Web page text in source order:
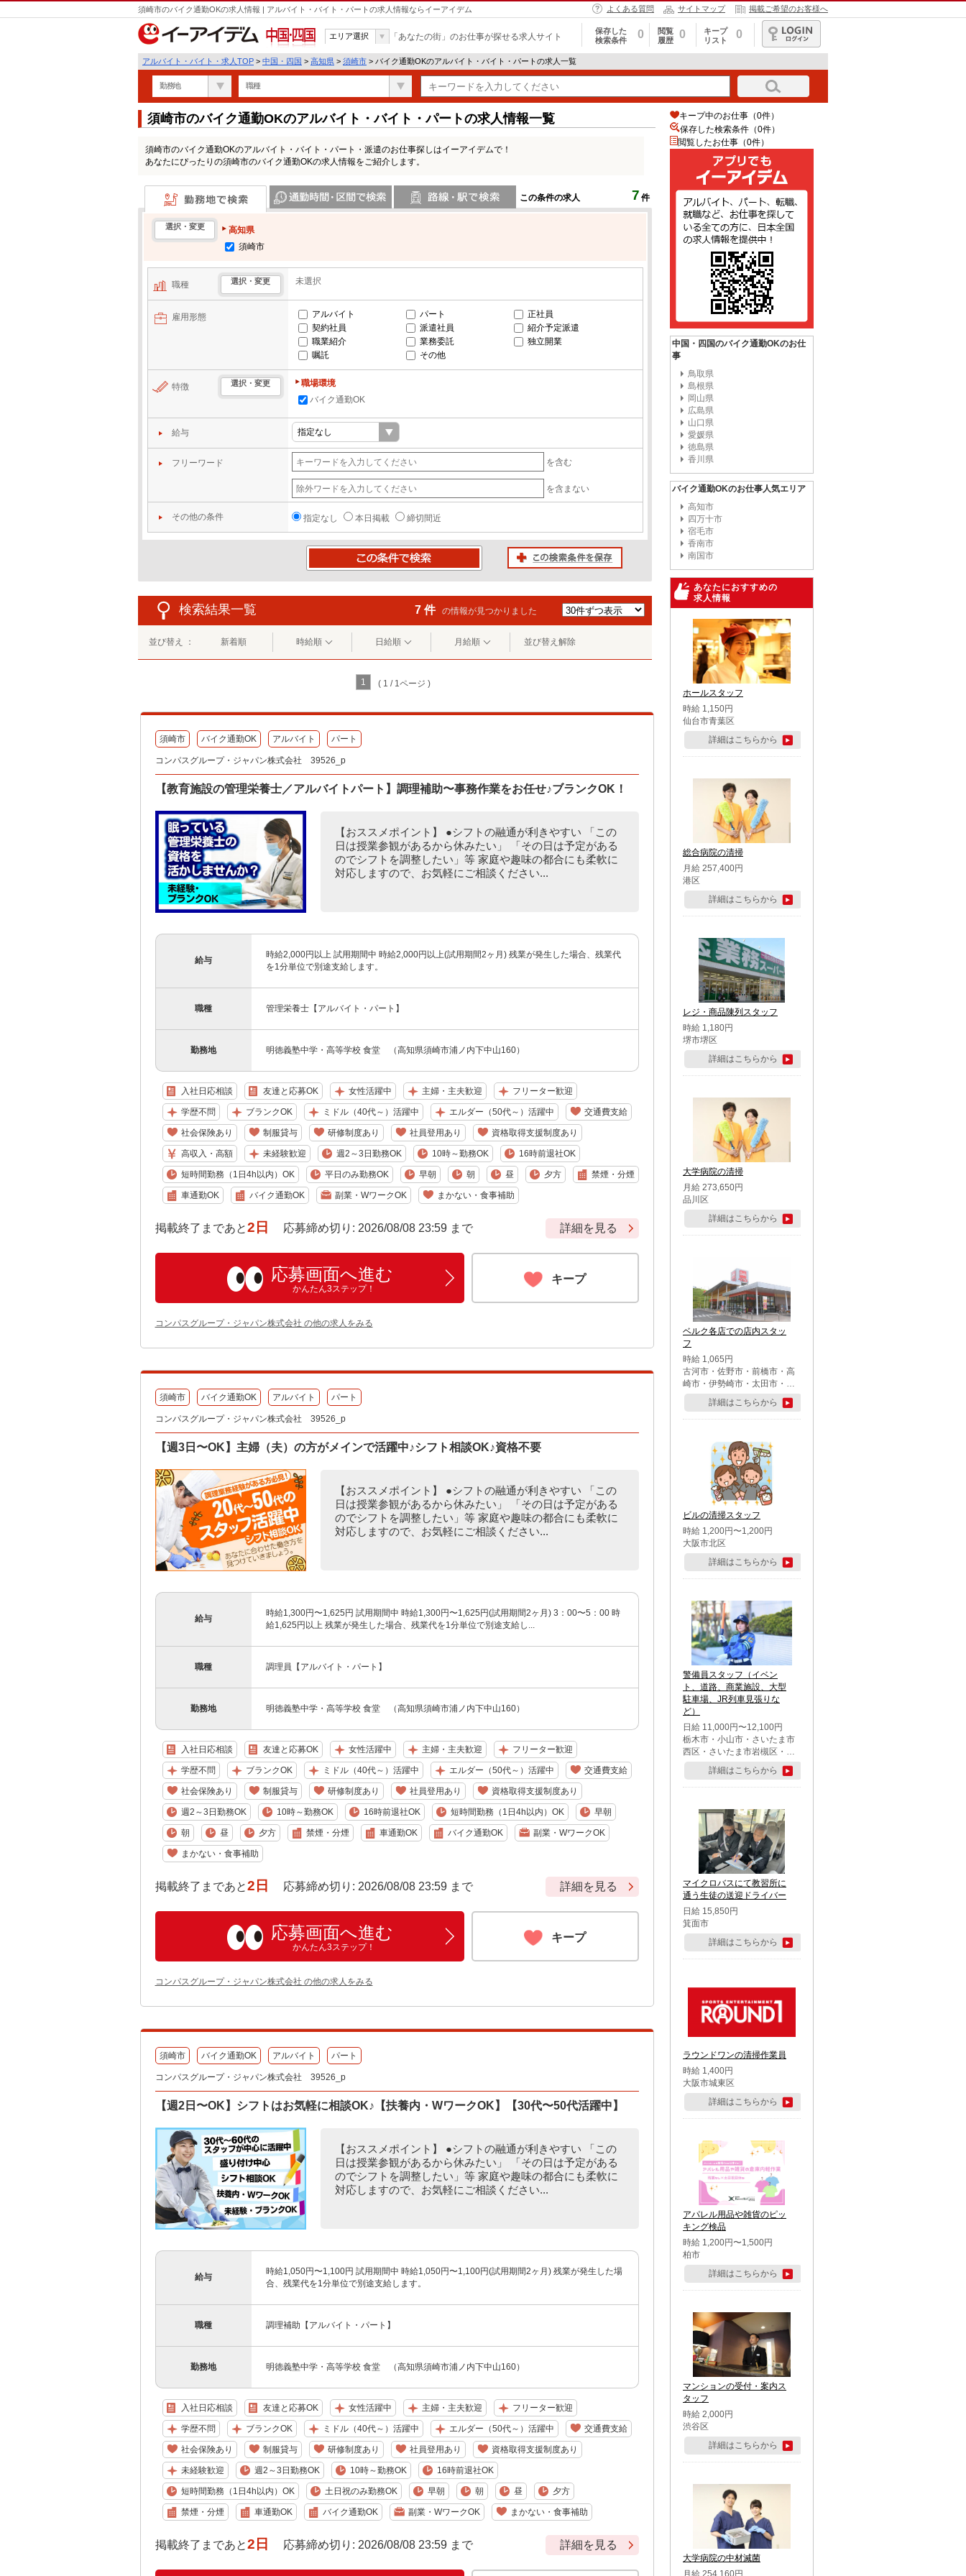
須崎市のバイク通勤OKの求人情報 | アルバイト・バイト・パートの求人情報ならイーアイデム よくある質問 サイトマップ 掲載ご希望のお客様へ
中国・四国
エリア選択 「あなたの街」のお仕事が探せる求人サイト
保存した
検索条件
0
閲覧
履歴
0
キープ
リスト
0
ログイン
アルバイト・バイト・求人TOP > 中国・四国 > 高知県 > 須崎市 > バイク通勤OKのアルバイト・バイト・パートの求人一覧
勤務地 職種
須崎市のバイク通勤OKのアルバイト・バイト・パートの求人情報一覧
須崎市のバイク通勤OKのアルバイト・バイト・パート・派遣のお仕事探しはイーアイデムで！
あなたにぴったりの須崎市のバイク通勤OKの求人情報をご紹介します。
この条件の求人 7 件
勤務地で検索
選択・変更
高知県
須崎市
職種 選択・変更 未選択
雇用形態 アルバイト パート
正社員
契約社員
派遣社員
紹介予定派遣
職業紹介
業務委託
独立開業
嘱託
その他
特徴 選択・変更
職場環境
バイク通勤OK
給与
フリーワード を含む
を含まない
その他の条件 指定なし 本日掲載 締切間近
検索結果一覧 7 件 の情報が見つかりました
並び替え ： 新着順 時給順 日給順 月給順 並び替え解除
1 ( 1 / 1ページ )
須崎市 バイク通勤OK アルバイト パート
コンパスグループ・ジャパン株式会社 39526_p
【教育施設の管理栄養士／アルバイトパート】調理補助〜事務作業をお任せ♪ブランクOK！
【おススメポイント】 ●シフトの融通が利きやすい 「この
日は授業参観があるから休みたい」 「その日は予定がある
のでシフトを調整したい」等 家庭や趣味の都合にも柔軟に
対応しますので、お気軽にご相談ください...
給与
時給2,000円以上 試用期間中 時給2,000円以上(試用期間2ヶ月) 残業が発生した場合、残業代
を1分単位で別途支給します。
職種 管理栄養士【アルバイト・パート】
勤務地 明徳義塾中学・高等学校 食堂 （高知県須崎市浦ノ内下中山160）
入社日応相談 友達と応募OK 女性活躍中 主婦・主夫歓迎 フリーター歓迎
学歴不問 ブランクOK ミドル（40代～）活躍中 エルダー（50代～）活躍中 交通費支給
社会保険あり 制服貸与 研修制度あり 社員登用あり 資格取得支援制度あり
高収入・高額 未経験歓迎 週2～3日勤務OK 10時～勤務OK 16時前退社OK
短時間勤務（1日4h以内）OK 平日のみ勤務OK 早朝 朝 昼 夕方 禁煙・分煙
車通勤OK バイク通勤OK 副業・WワークOK まかない・食事補助
掲載終了まであと2日 応募締め切り: 2026/08/08 23:59 まで 詳細を見る
応募画面へ進む
かんたん3ステップ！
キープ
コンパスグループ・ジャパン株式会社 の他の求人をみる
須崎市 バイク通勤OK アルバイト パート
コンパスグループ・ジャパン株式会社 39526_p
【週3日〜OK】主婦（夫）の方がメインで活躍中♪シフト相談OK♪資格不要
【おススメポイント】 ●シフトの融通が利きやすい 「この
日は授業参観があるから休みたい」 「その日は予定がある
のでシフトを調整したい」等 家庭や趣味の都合にも柔軟に
対応しますので、お気軽にご相談ください...
給与
時給1,300円〜1,625円 試用期間中 時給1,300円〜1,625円(試用期間2ヶ月) 3：00〜5：00 時
給1,625円以上 残業が発生した場合、残業代を1分単位で別途支給し...
職種 調理員【アルバイト・パート】
勤務地 明徳義塾中学・高等学校 食堂 （高知県須崎市浦ノ内下中山160）
入社日応相談 友達と応募OK 女性活躍中 主婦・主夫歓迎 フリーター歓迎
学歴不問 ブランクOK ミドル（40代～）活躍中 エルダー（50代～）活躍中 交通費支給
社会保険あり 制服貸与 研修制度あり 社員登用あり 資格取得支援制度あり
週2～3日勤務OK 10時～勤務OK 16時前退社OK 短時間勤務（1日4h以内）OK 早朝
朝 昼 夕方 禁煙・分煙 車通勤OK バイク通勤OK 副業・WワークOK
まかない・食事補助
掲載終了まであと2日 応募締め切り: 2026/08/08 23:59 まで 詳細を見る
応募画面へ進む
かんたん3ステップ！
キープ
コンパスグループ・ジャパン株式会社 の他の求人をみる
須崎市 バイク通勤OK アルバイト パート
コンパスグループ・ジャパン株式会社 39526_p
【週2日〜OK】シフトはお気軽に相談OK♪【扶養内・WワークOK】【30代〜50代活躍中】
【おススメポイント】 ●シフトの融通が利きやすい 「この
日は授業参観があるから休みたい」 「その日は予定がある
のでシフトを調整したい」等 家庭や趣味の都合にも柔軟に
対応しますので、お気軽にご相談ください...
給与
時給1,050円〜1,100円 試用期間中 時給1,050円〜1,100円(試用期間2ヶ月) 残業が発生した場
合、残業代を1分単位で別途支給します。
職種 調理補助【アルバイト・パート】
勤務地 明徳義塾中学・高等学校 食堂 （高知県須崎市浦ノ内下中山160）
入社日応相談 友達と応募OK 女性活躍中 主婦・主夫歓迎 フリーター歓迎
学歴不問 ブランクOK ミドル（40代～）活躍中 エルダー（50代～）活躍中 交通費支給
社会保険あり 制服貸与 研修制度あり 社員登用あり 資格取得支援制度あり
未経験歓迎 週2～3日勤務OK 10時～勤務OK 16時前退社OK
短時間勤務（1日4h以内）OK 土日祝のみ勤務OK 早朝 朝 昼 夕方
禁煙・分煙 車通勤OK バイク通勤OK 副業・WワークOK まかない・食事補助
掲載終了まであと2日 応募締め切り: 2026/08/08 23:59 まで 詳細を見る
キープ中のお仕事（0件）
保存した検索条件（0件）
閲覧したお仕事（0件）
中国・四国のバイク通勤OKのお仕
事
鳥取県
島根県
岡山県
広島県
山口県
愛媛県
徳島県
香川県
バイク通勤OKのお仕事人気エリア
高知市
四万十市
宿毛市
香南市
南国市
あなたにおすすめの
求人情報
ホールスタッフ
時給 1,150円
仙台市青葉区
詳細はこちらから
総合病院の清掃
月給 257,400円
港区
詳細はこちらから
レジ・商品陳列スタッフ
時給 1,180円
堺市堺区
詳細はこちらから
大学病院の清掃
月給 273,650円
品川区
詳細はこちらから
ベルク各店での店内スタッ
フ
時給 1,065円
古河市・佐野市・前橋市・高
崎市・伊勢崎市・太田市・館
林市・藤岡市・大泉町・さい
たま市北区・川越市・熊谷
市・行田市・秩父市・所沢
市・鶴ケ島市・千葉市中央
区・市川市・松戸市・習志野
市・柏市・流山市・八千代
市・足立区・江戸川区・八王
子市・町田市
詳細はこちらから
ビルの清掃スタッフ
時給 1,200円〜1,200円
大阪市北区
詳細はこちらから
警備員スタッフ（イベン
ト、道路、商業施設、大型
駐車場、JR列車見張りな
ど）
日給 11,000円〜12,100円
栃木市・小山市・さいたま市
西区・さいたま市岩槻区・久
喜市・蓮田市
詳細はこちらから
マイクロバスにて教習所に
通う生徒の送迎ドライバー
日給 15,850円
箕面市
詳細はこちらから
ラウンドワンの清掃作業員
時給 1,400円
大阪市城東区
詳細はこちらから
アパレル用品や雑貨のピッ
キング検品
時給 1,200円〜1,500円
柏市
詳細はこちらから
マンションの受付・案内ス
タッフ
時給 2,000円
渋谷区
詳細はこちらから
大学病院の中材滅菌
月給 254,160円